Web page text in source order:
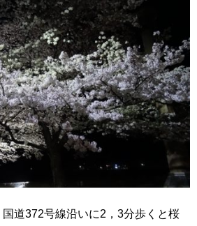
道372号線沿いに2，3分歩くと桜